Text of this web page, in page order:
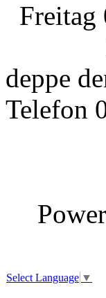
Freitag
deppe
Telefon
Select Language ▼